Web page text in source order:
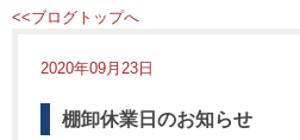
<<ブログトップへ
2020年09月23日
棚卸休業日のお知らせ